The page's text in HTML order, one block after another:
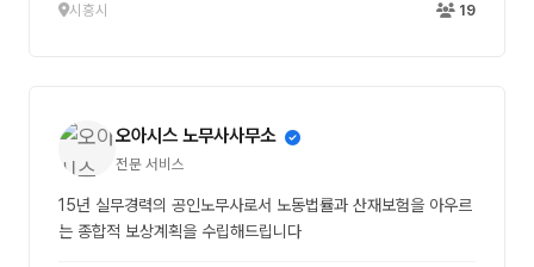
시흥시 19
오아시스 노무사사무소
전문 서비스
15년 실무경력의 공인노무사로서 노동법률과 산재보험을 아우르
는 종합적 보상계획을 수립해드립니다